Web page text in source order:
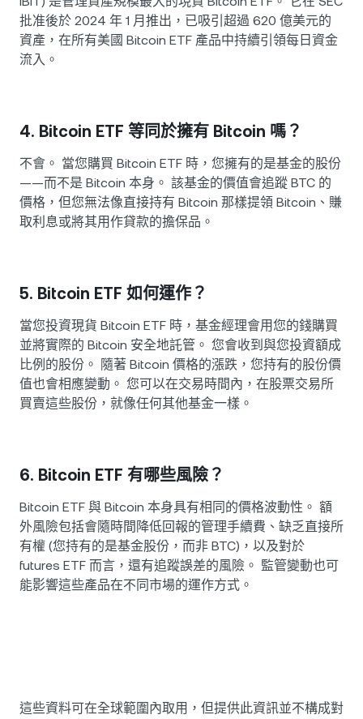
批准後於 2024 年 1 月推出，已吸引超過 620 億美元的
資產，在所有美國 Bitcoin ETF 產品中持續引領每日資金
流入。
4. Bitcoin ETF 等同於擁有 Bitcoin 嗎？
不會。 當您購買 Bitcoin ETF 時，您擁有的是基金的股份
——而不是 Bitcoin 本身。 該基金的價值會追蹤 BTC 的
價格，但您無法像直接持有 Bitcoin 那樣提領 Bitcoin、賺
取利息或將其用作貸款的擔保品。
5. Bitcoin ETF 如何運作？
當您投資現貨 Bitcoin ETF 時，基金經理會用您的錢購買
並將實際的 Bitcoin 安全地託管。 您會收到與您投資額成
比例的股份。 隨著 Bitcoin 價格的漲跌，您持有的股份價
值也會相應變動。 您可以在交易時間內，在股票交易所
買賣這些股份，就像任何其他基金一樣。
6. Bitcoin ETF 有哪些風險？
Bitcoin ETF 與 Bitcoin 本身具有相同的價格波動性。 額
外風險包括會隨時間降低回報的管理手續費、缺乏直接所
有權 (您持有的是基金股份，而非 BTC)，以及對於
futures ETF 而言，還有追蹤誤差的風險。 監管變動也可
能影響這些產品在不同市場的運作方式。
這些資料可在全球範圍內取用，但提供此資訊並不構成對